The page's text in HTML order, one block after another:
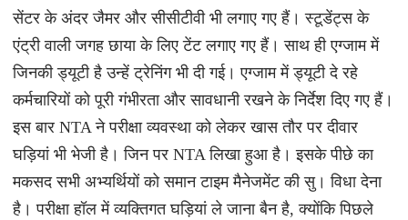
सेंटर के अंदर जैमर और सीसीटीवी भी लगाए गए हैं। स्टूडेंट्स के
एंट्री वाली जगह छाया के लिए टेंट लगाए गए हैं। साथ ही एग्जाम में
जिनकी ड्यूटी है उन्हें ट्रेनिंग भी दी गई। एग्जाम में ड्यूटी दे रहे
कर्मचारियों को पूरी गंभीरता और सावधानी रखने के निर्देश दिए गए हैं।
इस बार NTA ने परीक्षा व्यवस्था को लेकर खास तौर पर दीवार
घड़ियां भी भेजी है। जिन पर NTA लिखा हुआ है। इसके पीछे का
मकसद सभी अभ्यर्थियों को समान टाइम मैनेजमेंट की सु। विधा देना
है। परीक्षा हॉल में व्यक्तिगत घड़ियां ले जाना बैन है, क्योंकि पिछले